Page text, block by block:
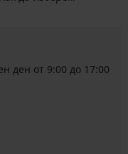
ден от 9:00 до 17:00